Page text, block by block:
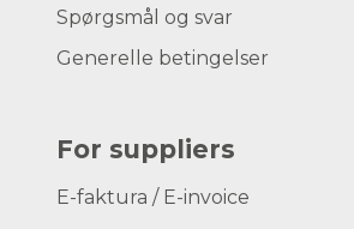
Spørgsmål og svar
Generelle betingelser
For suppliers
E-faktura / E-invoice